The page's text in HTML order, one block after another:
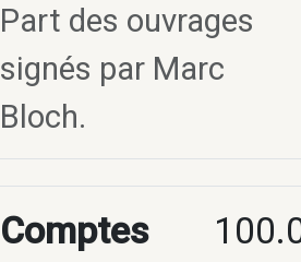
Part des ouvrages
signés par Marc
Bloch.
Comptes